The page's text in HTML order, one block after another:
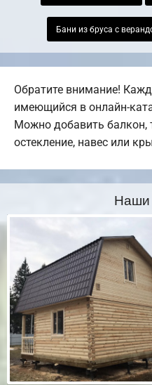
Бани из бруса с
Обратите внимание!
имеющийся в онлайн-
Можно добавить балкон,
остекление, навес или
Наши